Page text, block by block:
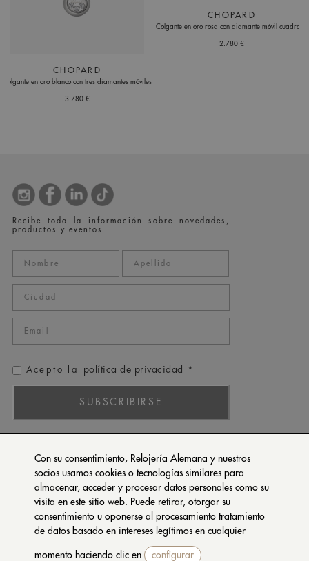
Con su consentimiento, Relojería Alemana y nuestros
socios usamos cookies o tecnologías similares para
almacenar, acceder y procesar datos personales como su
visita en este sitio web. Puede retirar, otorgar su
consentimiento u oponerse al procesamiento tratamiento
de datos basado en intereses legítimos en cualquier
momento haciendo clic en configurar
CHOPARD
Colgante en oro blanco con tres diamantes móviles
3.780 €
CHOPARD
Colgante en oro rosa con diamante móvil cuadrado
2.780 €
Recibe toda la información sobre novedades,
productos y eventos
Acepto la política de privacidad *
SUBSCRIBIRSE
PATEK PHILIPPE
TUDOR
CARTIER
SETENTA Y NUEVE